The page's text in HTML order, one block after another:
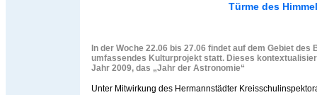
Türme des
In der Woche 22.06 bis 27.06 findet auf dem Gebiet
umfassendes Kulturprojekt statt. Dieses
Jahr 2009, das „Jahr der Astronomie“
Unter Mitwirkung des Hermannstädter